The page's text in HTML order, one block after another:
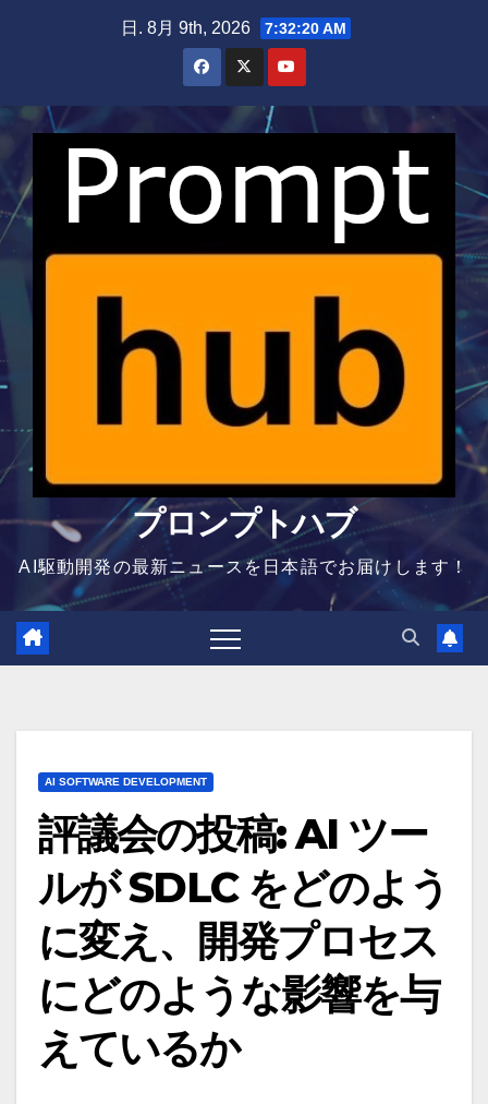
日. 8月 9th, 2026 7:32:21 AM
プロンプトハブ
AI駆動開発の最新ニュースを日本語でお届けします！
AI SOFTWARE DEVELOPMENT
評議会の投稿: AI ツー
ルが SDLC をどのよう
に変え、開発プロセス
にどのような影響を与
えているか